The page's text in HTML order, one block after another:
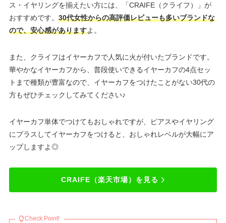
ス・イヤリングを揃えたい方には、「CRAIFE（クライフ）」が
おすすめです。 30代女性からの高評価レビューも多いブランドな
ので、安心感がありますよ。
また、クライフはイヤーカフで人気に火が付いたブランドです。
華やかなイヤーカフから、普段使いできるイヤーカフの4点セッ
トまで種類が豊富なので、イヤーカフをつけたことがない30代の
方もぜひチェックしてみてください♪
イヤーカフ単体でつけてもおしゃれですが、ピアスやイヤリング
にプラスしてイヤーカフをつけると、おしゃれレベルが大幅にア
ップしますよ◎
CRAIFE（楽天市場）を見る
Check Point!